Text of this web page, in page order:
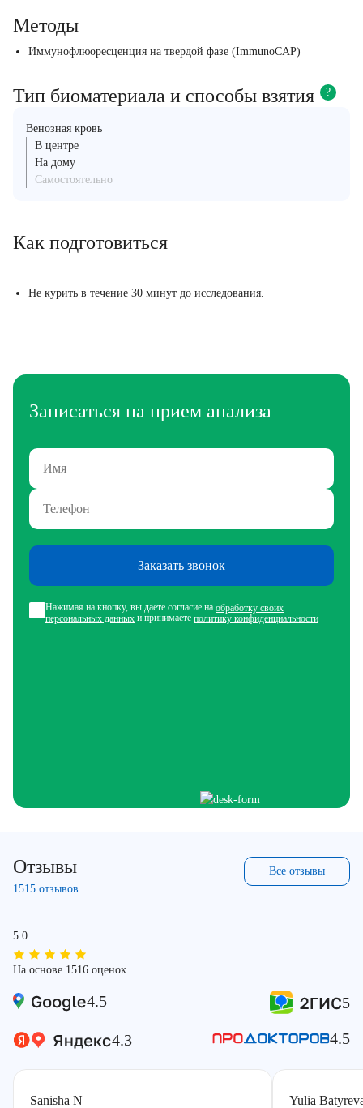
Методы
Иммунофлюоресценция на твердой фазе (ImmunoCAP)
Тип биоматериала и способы взятия ?
Венозная кровь
В центре
На дому
Самостоятельно
Как подготовиться
Не курить в течение 30 минут до исследования.
Записаться на прием анализа
Заказать звонок
Нажимая на кнопку, вы даете согласие на обработку своих
персональных данных и принимаете политику конфиденциальности
Отзывы
1515 отзывов
Все отзывы
5.0
На основе 1516 оценок
4.5 5
4.3 4.5
Sanisha N Yulia